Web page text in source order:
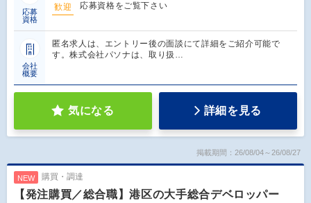
応募
資格
歓迎
応募資格をご覧下さい
会社
概要
匿名求人は、エントリー後の面談にて詳細をご紹介可能で
す。株式会社パソナは、取り扱…
気になる 詳細を見る
掲載期間：26/08/04～26/08/27
NEW 購買・調達
【発注購買／総合職】港区の大手総合デベロッパー